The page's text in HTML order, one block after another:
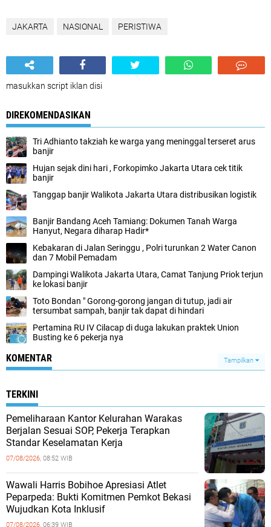
JAKARTA NASIONAL PERISTIWA
masukkan script iklan disi
DIREKOMENDASIKAN
Tri Adhianto takziah ke warga yang meninggal terseret arus
banjir
Hujan sejak dini hari , Forkopimko Jakarta Utara cek titik
banjir
Tanggap banjir Walikota Jakarta Utara distribusikan logistik
Banjir Bandang Aceh Tamiang: Dokumen Tanah Warga
Hanyut, Negara diharap Hadir*
Kebakaran di Jalan Seringgu , Polri turunkan 2 Water Canon
dan 7 Mobil Pemadam
Dampingi Walikota Jakarta Utara, Camat Tanjung Priok terjun
ke lokasi banjir
Toto Bondan " Gorong-gorong jangan di tutup, jadi air
tersumbat sampah, banjir tak dapat di hindari
Pertamina RU IV Cilacap di duga lakukan praktek Union
Busting ke 6 pekerja nya
KOMENTAR Tampilkan
TERKINI
Pemeliharaan Kantor Kelurahan Warakas
Berjalan Sesuai SOP, Pekerja Terapkan
Standar Keselamatan Kerja
07/08/2026, 08:52 WIB
Wawali Harris Bobihoe Apresiasi Atlet
Peparpeda: Bukti Komitmen Pemkot Bekasi
Wujudkan Kota Inklusif
07/08/2026, 06:39 WIB